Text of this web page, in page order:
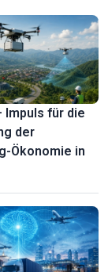
Impuls für die
der
Ökonomie in